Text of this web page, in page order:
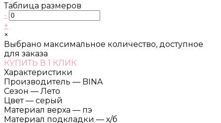
Таблица размеров
-
+
×
Выбрано максимальное количество, доступное
для заказа
КУПИТЬ В 1 КЛИК
Характеристики
Производитель — BINA
Сезон — Лето
Цвет — серый
Материал верха — пэ
Материал подкладки — х/б